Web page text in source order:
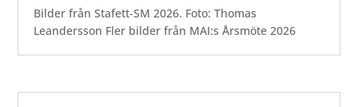
Bilder från Stafett-SM 2026. Foto: Thomas
Leandersson Fler bilder från MAI:s Årsmöte 2026